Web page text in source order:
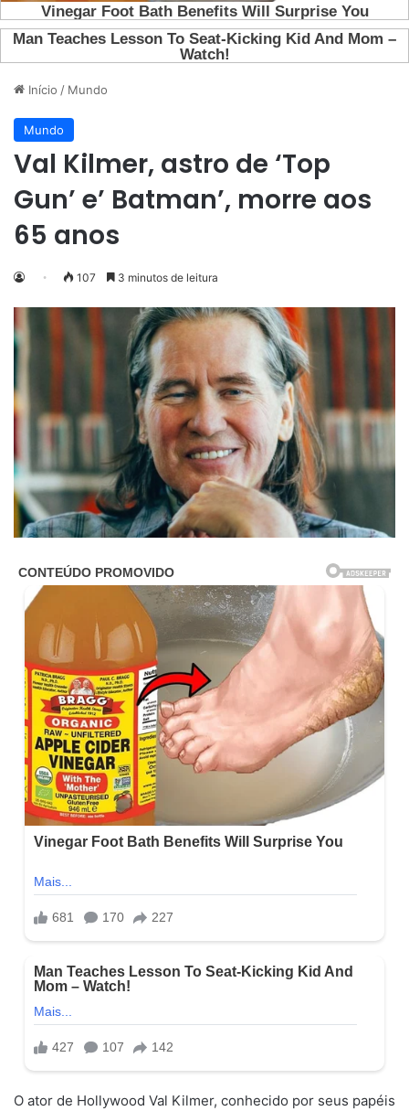
Início / Mundo
Mundo
Val Kilmer, astro de ‘Top
Gun’ e’ Batman’, morre aos
65 anos
107 3 minutos de leitura
O ator de Hollywood Val Kilmer, conhecido por seus papéis